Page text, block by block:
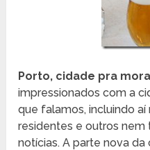
Porto, cidade pra
impressionados com a
que falamos, incluindo aí
residentes e outros nem
notícias. A parte nova